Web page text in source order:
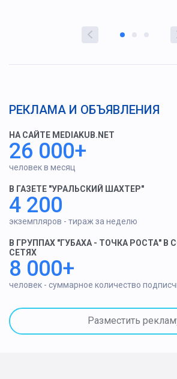
РЕКЛАМА И ОБЪЯВЛЕНИЯ
НА САЙТЕ MEDIAKUB.NET
26 000+
человек в месяц
В ГАЗЕТЕ "УРАЛЬСКИЙ ШАХТЕР"
4 200
экземпляров - тираж за неделю
В ГРУППАХ "ГУБАХА - ТОЧКА РОСТА" В
СЕТЯХ
8 000+
человек - суммарное количество
Разместить